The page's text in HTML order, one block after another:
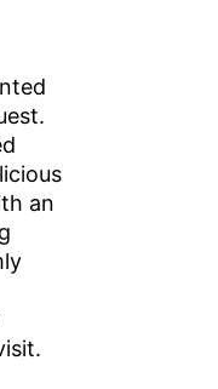
an